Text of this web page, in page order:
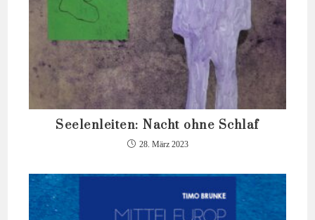
Seelenleiten: Nacht ohne Schlaf
28. März 2023